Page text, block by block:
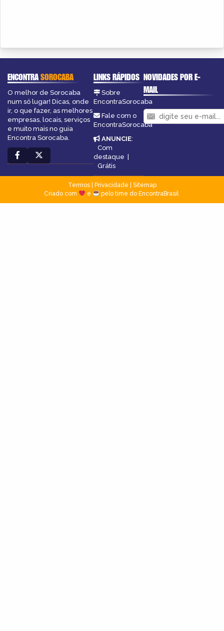
ENCONTRASOROCABA
O melhor de Sorocaba
num só lugar! Dicas, onde
ir, o que fazer, as melhores
empresas, locais, serviços
e muito mais no guia
Encontra Sorocaba.
LINKS RÁPIDOS
Sobre
EncontraSorocaba
Fale com o
EncontraSorocaba
ANUNCIE:
Com
destaque |
Grátis
NOVIDADES POR E-
MAIL
Termos| Privacidade
Sitemap
Criado com
e pelo time do EncontraBrasil